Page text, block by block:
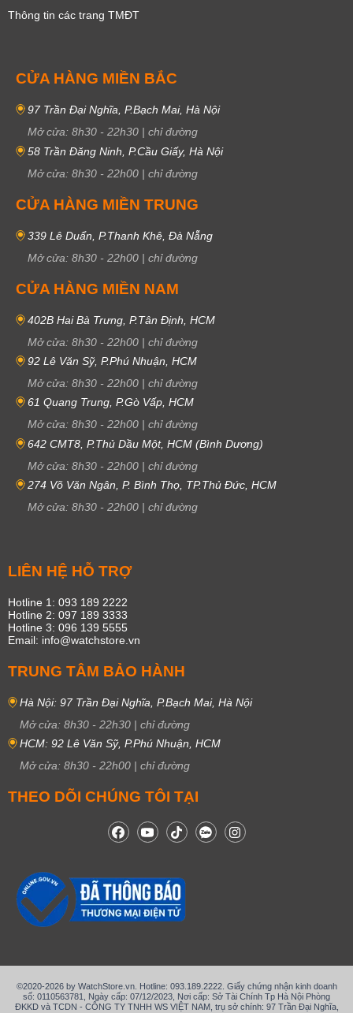
Thông tin các trang TMĐT
CỬA HÀNG MIỀN BẮC
97 Trần Đại Nghĩa, P.Bạch Mai, Hà Nội
Mở cửa: 8h30 - 22h30 | chỉ đường
58 Trần Đăng Ninh, P.Cầu Giấy, Hà Nội
Mở cửa: 8h30 - 22h00 | chỉ đường
CỬA HÀNG MIỀN TRUNG
339 Lê Duẩn, P.Thanh Khê, Đà Nẵng
Mở cửa: 8h30 - 22h00 | chỉ đường
CỬA HÀNG MIỀN NAM
402B Hai Bà Trưng, P.Tân Định, HCM
Mở cửa: 8h30 - 22h00 | chỉ đường
92 Lê Văn Sỹ, P.Phú Nhuận, HCM
Mở cửa: 8h30 - 22h00 | chỉ đường
61 Quang Trung, P.Gò Vấp, HCM
Mở cửa: 8h30 - 22h00 | chỉ đường
642 CMT8, P.Thủ Dầu Một, HCM (Bình Dương)
Mở cửa: 8h30 - 22h00 | chỉ đường
274 Võ Văn Ngân, P. Bình Thọ, TP.Thủ Đức, HCM
Mở cửa: 8h30 - 22h00 | chỉ đường
LIÊN HỆ HỖ TRỢ
Hotline 1: 093 189 2222
Hotline 2: 097 189 3333
Hotline 3: 096 139 5555
Email: info@watchstore.vn
TRUNG TÂM BẢO HÀNH
Hà Nội: 97 Trần Đại Nghĩa, P.Bạch Mai, Hà Nội
Mở cửa: 8h30 - 22h30 | chỉ đường
HCM: 92 Lê Văn Sỹ, P.Phú Nhuận, HCM
Mở cửa: 8h30 - 22h00 | chỉ đường
THEO DÕI CHÚNG TÔI TẠI
©2020-2026 by WatchStore.vn. Hotline: 093.189.2222. Giấy chứng nhận kinh doanh
số: 0110563781, Ngày cấp: 07/12/2023, Nơi cấp: Sở Tài Chính Tp Hà Nội Phòng
ĐKKD và TCDN - CÔNG TY TNHH WS VIỆT NAM, trụ sở chính: 97 Trần Đại Nghĩa,